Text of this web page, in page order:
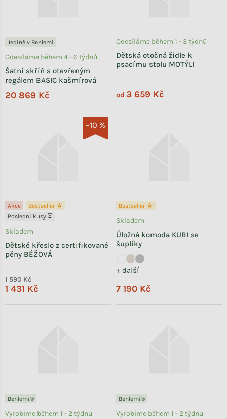
Jedině v Benlemi
Šatní skříň s otevřeným
regálem BASIC kašmírová
Odesíláme během 4 - 6 týdnů
20 869 Kč
Dětská otočná židle k
psacímu stolu MOTÝLI
Odesíláme během 1 - 3 týdnů
od 3 659 Kč
–10 %
Akce
Bestseller ☆
Poslední kusy ⏳
Dětské křeslo z certifikované
pěny BÉŽOVÁ
Skladem
1 590 Kč
1 431 Kč
Bestseller ☆
Úložná komoda KUBI se
šuplíky
+ další
Skladem
7 190 Kč
Benlemi®
Vyrobíme během 1 - 2 týdnů
Benlemi®
Vyrobíme během 1 - 2 týdnů